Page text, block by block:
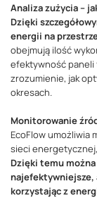
Analiza zużycia –
Dzięki
energii na
obejmują ilość
efektywność paneli
zrozumienie, jak
okresach​.
Monitorowanie
EcoFlow umożliwia
sieci
Dzięki temu
najefektywniejsze,
korzystając z